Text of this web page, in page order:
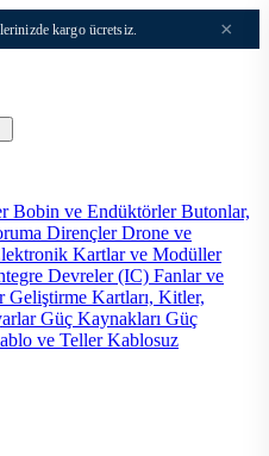
kargo ücretsiz. ×
Bobin ve EndüktörlerButonlar,
DirençlerDrone ve
Kartlar ve Modüller
Devreler (IC) Fanlar ve
Geliştirme Kartları, Kitler,
Güç Kaynakları Güç
ve TellerKablosuz